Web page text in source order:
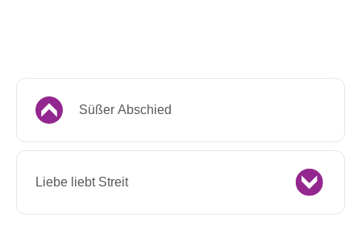
Süßer Abschied
Liebe liebt Streit